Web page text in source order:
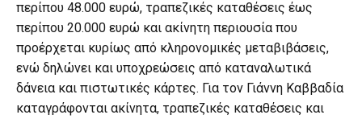
περίπου 48.000 ευρώ, τραπεζικές καταθέσεις έως
περίπου 20.000 ευρώ και ακίνητη περιουσία που
προέρχεται κυρίως από κληρονομικές μεταβιβάσεις,
ενώ δηλώνει και υποχρεώσεις από καταναλωτικά
δάνεια και πιστωτικές κάρτες. Για τον Γιάννη Καββαδία
καταγράφονται ακίνητα, τραπεζικές καταθέσεις και